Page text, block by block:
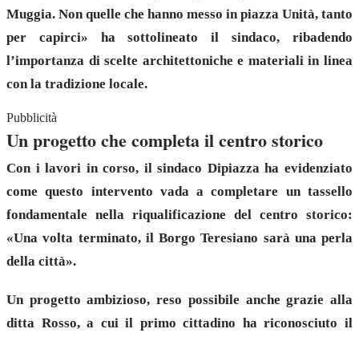
Muggia. Non quelle che hanno messo in piazza Unità, tanto
per capirci» ha sottolineato il sindaco, ribadendo
l’importanza di scelte architettoniche e materiali in linea
con la tradizione locale.
Pubblicità
Un progetto che completa il centro storico
Con i lavori in corso, il sindaco Dipiazza ha evidenziato
come questo intervento vada a completare un tassello
fondamentale nella riqualificazione del centro storico:
«Una volta terminato, il Borgo Teresiano sarà una perla
della città».
Un progetto ambizioso, reso possibile anche grazie alla
ditta Rosso, a cui il primo cittadino ha riconosciuto il